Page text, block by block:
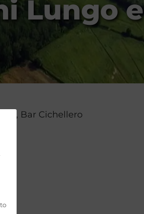
Lungo e
Bar Cichellero